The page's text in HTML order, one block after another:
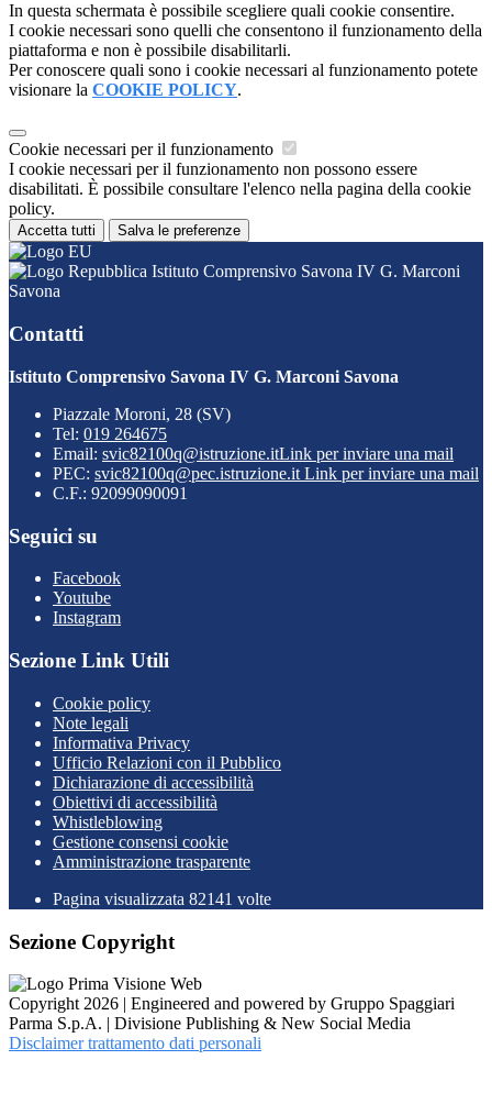
In questa schermata è possibile scegliere quali cookie consentire.
I cookie necessari sono quelli che consentono il funzionamento della
piattaforma e non è possibile disabilitarli.
Per conoscere quali sono i cookie necessari al funzionamento potete
visionare la COOKIE POLICY.
Cookie necessari per il funzionamento
I cookie necessari per il funzionamento non possono essere
disabilitati. È possibile consultare l'elenco nella pagina della cookie
policy.
Accetta tutti Salva le preferenze
Istituto Comprensivo Savona IV G. Marconi
Savona
Contatti
Istituto Comprensivo Savona IV G. Marconi Savona
Piazzale Moroni, 28 (SV)
Tel: 019 264675
Email: svic82100q@istruzione.itLink per inviare una mail
PEC: svic82100q@pec.istruzione.it Link per inviare una mail
C.F.: 92099090091
Seguici su
Facebook
Youtube
Instagram
Sezione Link Utili
Cookie policy
Note legali
Informativa Privacy
Ufficio Relazioni con il Pubblico
Dichiarazione di accessibilità
Obiettivi di accessibilità
Whistleblowing
Gestione consensi cookie
Amministrazione trasparente
Pagina visualizzata 82141 volte
Sezione Copyright
Copyright 2026 | Engineered and powered by Gruppo Spaggiari
Parma S.p.A. | Divisione Publishing & New Social Media
Disclaimer trattamento dati personali